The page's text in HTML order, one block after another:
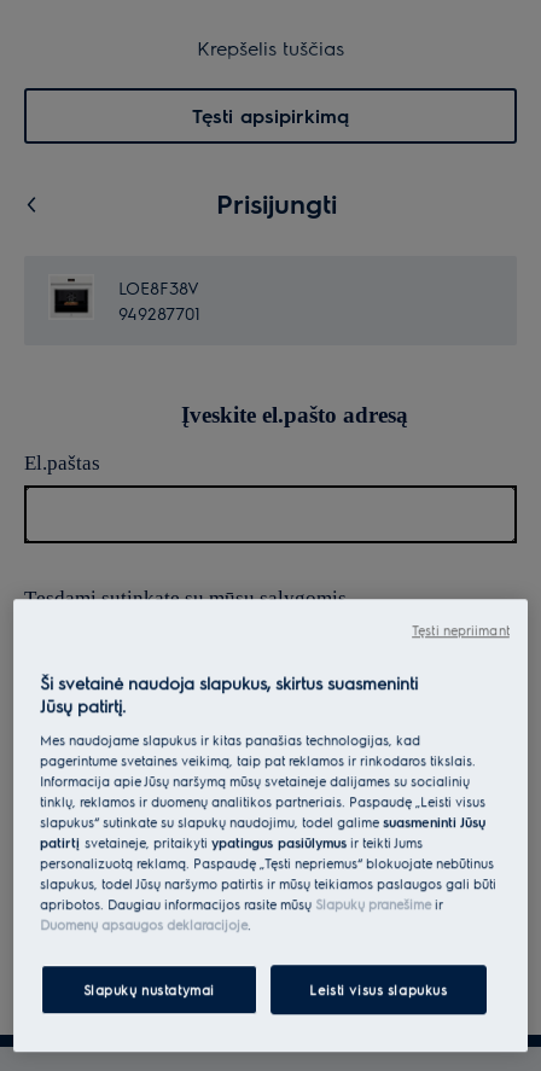
Menu 0
Krepšelis tuščias
Tęsti apsipirkimą
Prisijungti
LOE8F38V
949287701
Įveskite el.pašto adresą
El.paštas
Tęsdami sutinkate su mūsų sąlygomis.
asmens duomenis, peržiūrėkite mūsų duomenų apsaugos
deklaraciją.
Ši svetainė naudoja slapukus, skirtus suasmeninti
Jūsų patirtį.
Mes naudojame slapukus ir kitas panašias technologijas, kad
pagerintume svetainės veikimą, taip pat reklamos ir rinkodaros tikslais.
Informacija apie Jūsų naršymą mūsų svetainėje dalijamės su socialinių
tinklų, reklamos ir duomenų analitikos partneriais. Paspaudę „Leisti visus
slapukus“ sutinkate su slapukų naudojimu, todėl galimesuasmeninti Jūsų
patirtįsvetainėje, pritaikytiypatingus pasiūlymus ir teikti Jums
personalizuotą reklamą. Paspaudę „Tęsti nepriėmus“ blokuojate nebūtinus
slapukus, todėl Jūsų naršymo patirtis ir mūsų teikiamos paslaugos gali būti
apribotos. Daugiau informacijos rasite mūsų Slapukų pranešimeir
Duomenų apsaugos deklaracijoje.
Slapukų nustatymai Leisti visus slapukus
Tęsti nepriimant